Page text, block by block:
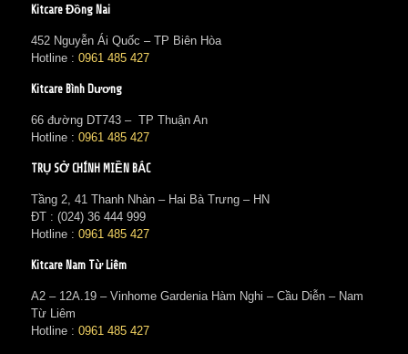
Kitcare Đồng Nai
452 Nguyễn Ái Quốc – TP Biên Hòa
Hotline : 0961 485 427
Kitcare Bình Dương
66 đường DT743 – TP Thuận An
Hotline : 0961 485 427
TRỤ SỞ CHÍNH MIỀN BẮC
Tầng 2, 41 Thanh Nhàn – Hai Bà Trưng – HN
ĐT : (024) 36 444 999
Hotline : 0961 485 427
Kitcare Nam Từ Liêm
A2 – 12A.19 – Vinhome Gardenia Hàm Nghi – Cầu Diễn – Nam
Từ Liêm
Hotline : 0961 485 427